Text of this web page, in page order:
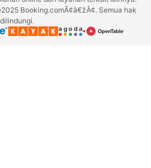
Booking.comÃ¢â€žÂ¢. Semua hak
dilindungi.